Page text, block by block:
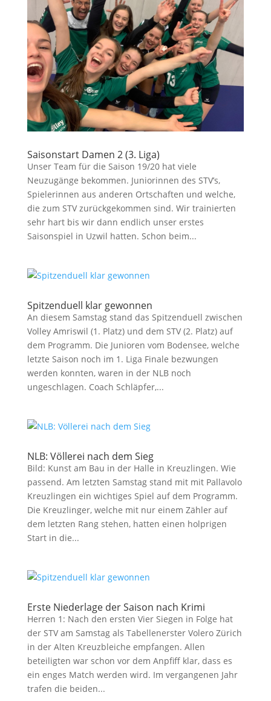
Saisonstart Damen 2 (3. Liga)
Unser Team für die Saison 19/20 hat viele
Neuzugänge bekommen. Juniorinnen des STV’s,
Spielerinnen aus anderen Ortschaften und welche,
die zum STV zurückgekommen sind. Wir trainierten
sehr hart bis wir dann endlich unser erstes
Saisonspiel in Uzwil hatten. Schon beim...
Spitzenduell klar gewonnen
An diesem Samstag stand das Spitzenduell zwischen
Volley Amriswil (1. Platz) und dem STV (2. Platz) auf
dem Programm. Die Junioren vom Bodensee, welche
letzte Saison noch im 1. Liga Finale bezwungen
werden konnten, waren in der NLB noch
ungeschlagen. Coach Schläpfer,...
NLB: Völlerei nach dem Sieg
Bild: Kunst am Bau in der Halle in Kreuzlingen. Wie
passend. Am letzten Samstag stand mit mit Pallavolo
Kreuzlingen ein wichtiges Spiel auf dem Programm.
Die Kreuzlinger, welche mit nur einem Zähler auf
dem letzten Rang stehen, hatten einen holprigen
Start in die...
Erste Niederlage der Saison nach Krimi
Herren 1: Nach den ersten Vier Siegen in Folge hat
der STV am Samstag als Tabellenerster Volero Zürich
in der Alten Kreuzbleiche empfangen. Allen
beteiligten war schon vor dem Anpfiff klar, dass es
ein enges Match werden wird. Im vergangenen Jahr
trafen die beiden...